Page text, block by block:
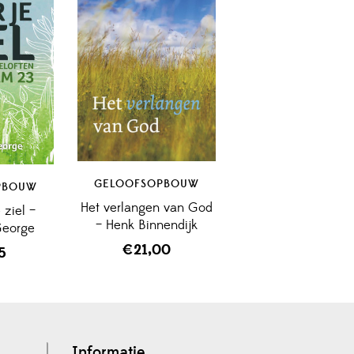
ziel –
GELOOFSOPBOUW
Het verlangen van God
– Henk Binnendijk
€21,00